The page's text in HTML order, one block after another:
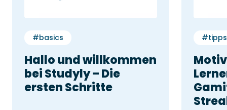
#basics
Hallo und willkommen
bei Studyly – Die
ersten Schritte